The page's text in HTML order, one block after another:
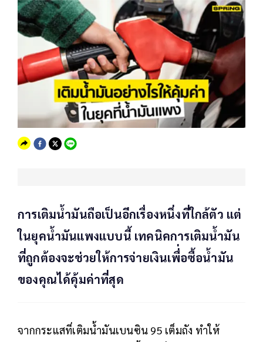
การเติมน้ำมันถือเป็นอีกเรื่องหนึ่งที่ใกล้ตัว แต่
ในยุคน้ำมันแพงแบบนี้ เทคนิคการเติมน้ำมัน
ที่ถูกต้องจะช่วยให้การจ่ายเงินเพื่่อซื้อน้ำมัน
ของคุณได้คุ้มค่าที่สุด
จากกระแสที่เติมน้ำมันเบนซิน 95 เต็มถัง ทำให้